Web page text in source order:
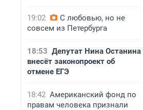
19:02
С любовью, но не
совсем из Петербурга
18:53 Депутат Нина Останина
внесёт законопроект об
отмене ЕГЭ
18:42 Американский фонд по
правам человека признали